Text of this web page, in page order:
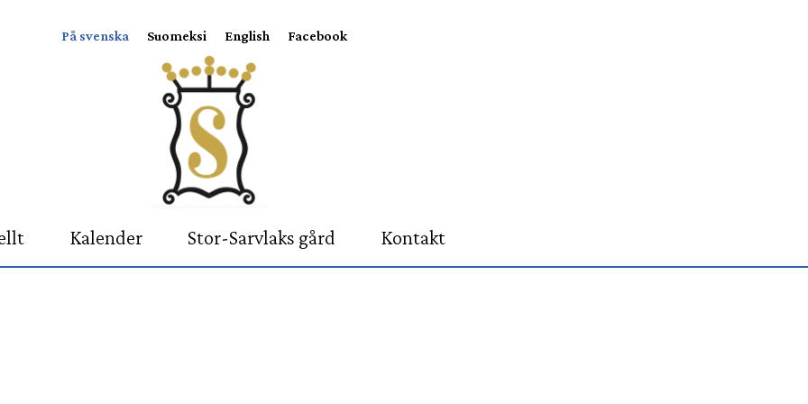
På svenska Suomeksi English Facebook
Kalender Stor-Sarvlaks gård Kontakt